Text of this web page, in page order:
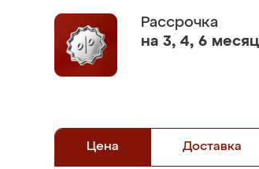
Рассрочка
на 3, 4, 6
Цена Доставка